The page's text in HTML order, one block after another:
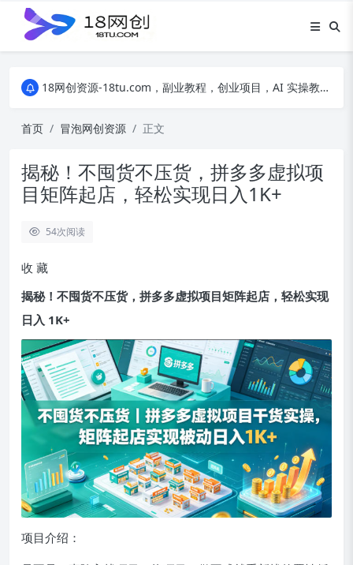
18网创资源-18tu.com，副业教程，创业项目，AI 实操教程，自媒体运营，电商干货，精品网盘资源，线上副业技巧，短视频创作教程
首页
冒泡网创资源 正文
揭秘！不囤货不压货，拼多多虚拟项
目矩阵起店，轻松实现日入1K+
54次阅读
收 藏
揭秘！不囤货不压货，拼多多虚拟项目矩阵起店，轻松实现
日入 1K+
项目介绍：